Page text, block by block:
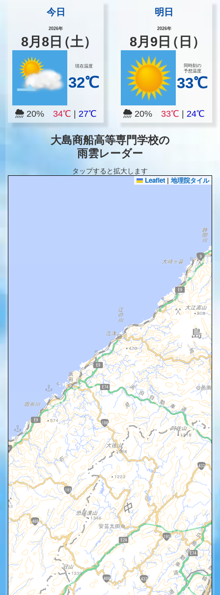
今日
2026年
8月8 日（土）
現在温度
32℃
20% 34℃ 27℃
明日
2026年
8月 9 日（日）
同時刻の
予想温度
33℃
20% 33℃ |24℃
大島商船高等専門学校の
雨雲レーダー
タップすると拡大します
Leaflet | 地理院タイル